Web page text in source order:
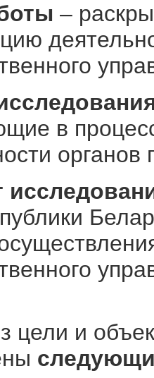
–
в
органов
цели и